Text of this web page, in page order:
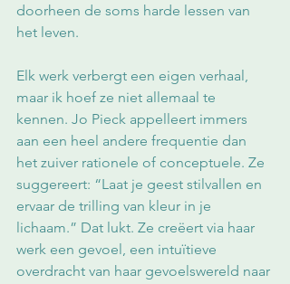
doorheen de soms harde lessen van
het leven.
Elk werk verbergt een eigen verhaal,
maar ik hoef ze niet allemaal te
kennen. Jo Pieck appelleert immers
aan een heel andere frequentie dan
het zuiver rationele of conceptuele. Ze
suggereert: “Laat je geest stilvallen en
ervaar de trilling van kleur in je
lichaam.” Dat lukt. Ze creëert via haar
werk een gevoel, een intuïtieve
overdracht van haar gevoelswereld naar